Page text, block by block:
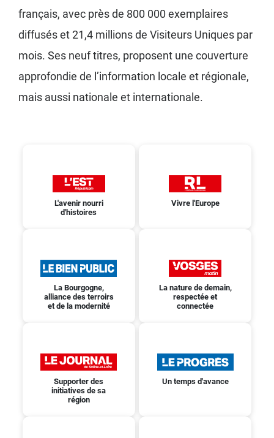
français, avec près de 800 000 exemplaires
diffusés et 21,4 millions de Visiteurs Uniques par
mois. Ses neuf titres, proposent une couverture
approfondie de l’information locale et régionale,
mais aussi nationale et internationale.
L'avenir nourri
d'histoires
Vivre l'Europe
La Bourgogne,
alliance des terroirs
et de la modernité
La nature de demain,
respectée et
connectée
Supporter des
initiatives de sa
région
Un temps d'avance